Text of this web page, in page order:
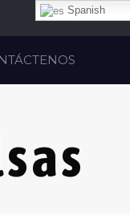
Spanish